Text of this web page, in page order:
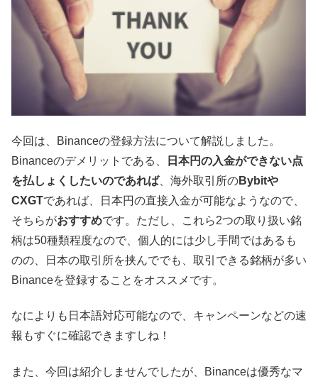
今回は、Binanceの登録方法について解説しました。
Binanceのデメリットである、
日本円の入金ができない点
を払しょくしたいのであれば、海外取引所のBybitや
CXGTであれば、日本円の直接入金が可能なようなので、
そちらがおすすめです。ただし、これら2つの取り扱い銘
柄は50種類程度なので、個人的には少し手間ではあるも
のの、日本の取引所を挟んででも、取引できる銘柄が多い
Binanceを登録することをオススメです。
なによりも日本語対応可能なので、キャンペーンなどの速
報もすぐに確認できますしね！
また、今回は紹介しませんでしたが、Binanceは優秀なマ